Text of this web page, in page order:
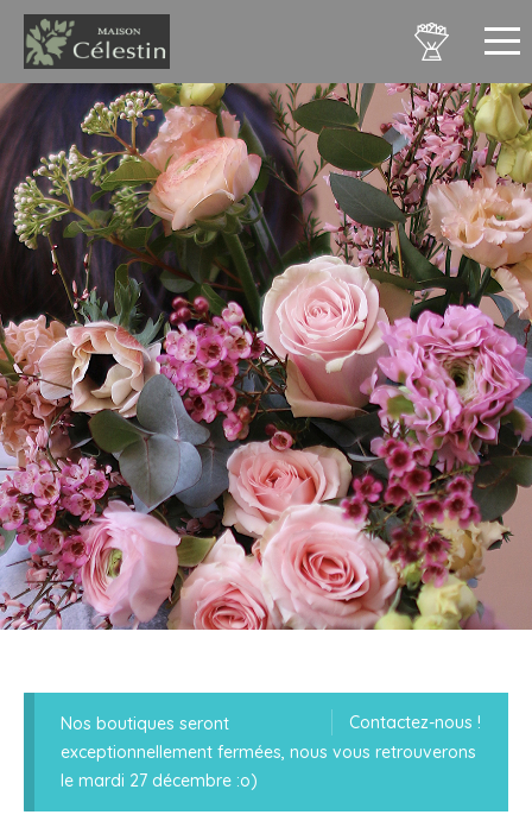
Contactez-nous !
Nos boutiques seront
exceptionnellement fermées, nous vous retrouverons
le mardi 27 décembre :o)